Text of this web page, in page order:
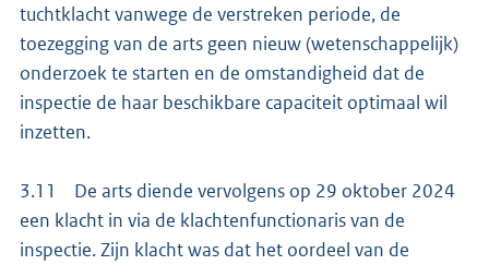
tuchtklacht vanwege de verstreken periode, de
toezegging van de arts geen nieuw (wetenschappelijk)
onderzoek te starten en de omstandigheid dat de
inspectie de haar beschikbare capaciteit optimaal wil
inzetten.
3.11 De arts diende vervolgens op 29 oktober 2024
een klacht in via de klachtenfunctionaris van de
inspectie. Zijn klacht was dat het oordeel van de